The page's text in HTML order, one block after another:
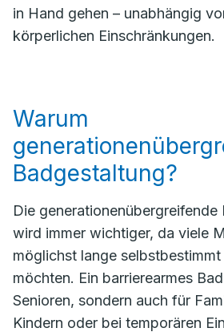
in Hand gehen – unabhängig
körperlichen Einschränkungen.
Warum
Badgestaltung?
Die generationenübergreifende
wird immer wichtiger, da viele
möglichst lange
möchten. Ein barrierearmes
Senioren, sondern auch für
Kindern oder bei temporären